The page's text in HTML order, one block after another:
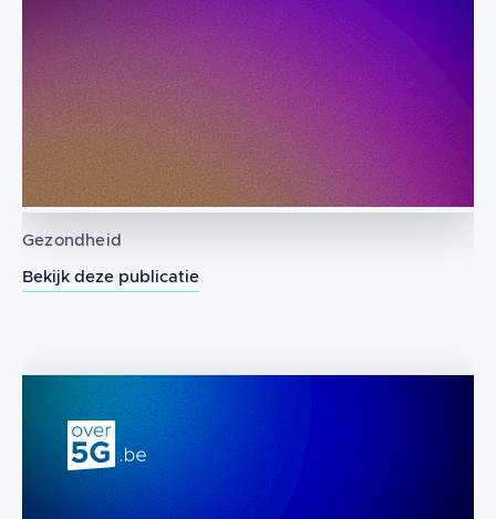
Kan prenatale en postnatale
Gezondheid
Bekijk deze publicatie